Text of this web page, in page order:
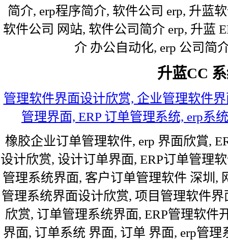
简介, erp程序简介, 软件公司 erp, 升蓝
软件公司 网站, 软件公司简介 erp, 升蓝
介 办公自动化, erp 公司简
升蓝CC
管理软件界面设计欣赏, 企业管理软件
管理界面, ERP 订单管理系统, erp系
橡胶企业订单管理软件, erp 界面欣賞,
设计欣赏, 设计订单界面, ERP订单管理
管理系统界面, 客户订单管理软件 深圳,
管理系统界面设计欣赏, 项目管理软件
欣赏, 订单管理系统界面, ERP管理软件
界面, 订单系统 界面, 订单 界面, erp管